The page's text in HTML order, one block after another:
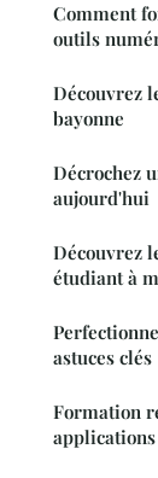
Comment
outils
Découvrez
bayonne
Décrochez
aujourd'hui
Découvrez
étudiant à
astuces clés
Formation
applications